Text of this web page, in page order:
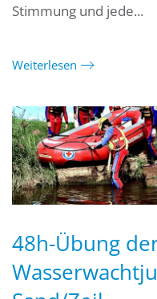
Stimmung und jede...
Weiterlesen
48h-Übung